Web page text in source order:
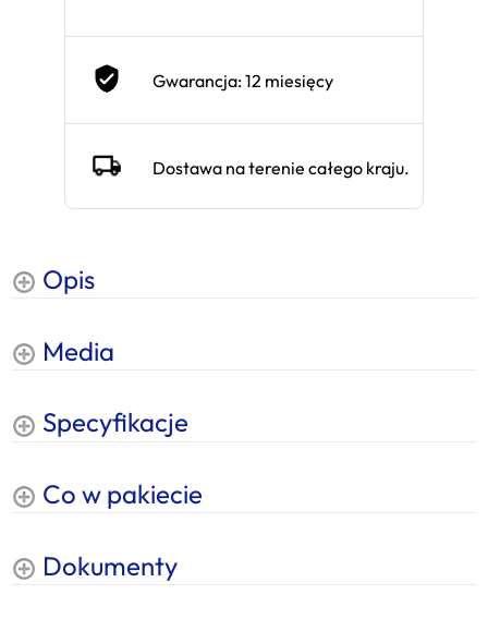
Gwarancja: 12 miesięcy
Dostawa na terenie całego kraju.
Opis
Media
Specyfikacje
Co w pakiecie
Dokumenty